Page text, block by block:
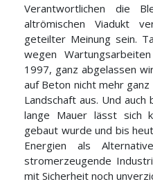
Verantwortlichen die
altrömischen Viadukt
geteilter Meinung sein.
wegen
1997, ganz abgelassen
auf Beton nicht mehr
Landschaft aus. Und
lange Mauer lässt sich
gebaut wurde und bis
Energien als
stromerzeugende
mit Sicherheit noch